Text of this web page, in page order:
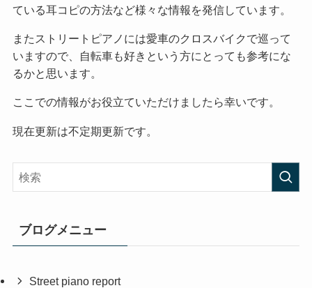
ている耳コピの方法など様々な情報を発信しています。
またストリートピアノには愛車のクロスバイクで巡って
いますので、自転車も好きという方にとっても参考にな
るかと思います。
ここでの情報がお役立ていただけましたら幸いです。
現在更新は不定期更新です。
ブログメニュー
Street piano report